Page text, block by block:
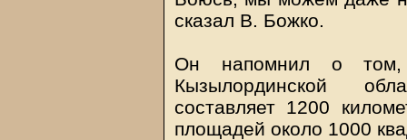
сказал В. Божко.
Он напомнил о том,
Кызылординской
составляет 1200
площадей около 1000